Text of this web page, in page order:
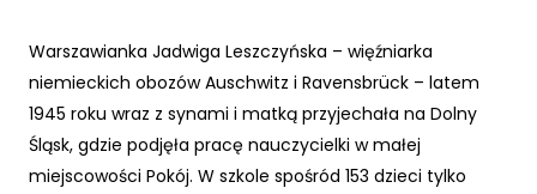
Warszawianka Jadwiga Leszczyńska – więźniarka
niemieckich obozów Auschwitz i Ravensbrück – latem
1945 roku wraz z synami i matką przyjechała na Dolny
Śląsk, gdzie podjęła pracę nauczycielki w małej
miejscowości Pokój. W szkole spośród 153 dzieci tylko